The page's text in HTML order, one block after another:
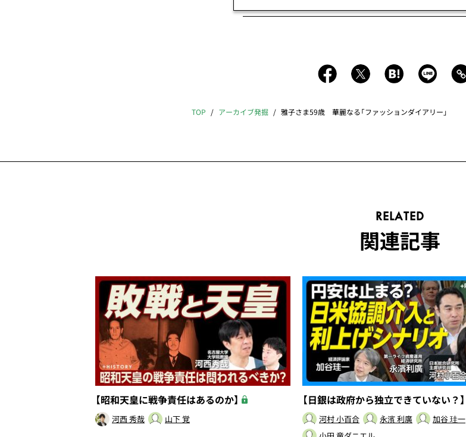
TOP アーカイブ発掘 雅子さま59歳 華麗なる「ファッションダイアリー」
RELATED
関連記事
【昭和天皇に戦争責任はあるのか】
河西 秀哉 山下 覚
【日銀は政府から独立できていない？】
河村 小百合 永濱 利廣
加谷 珪一